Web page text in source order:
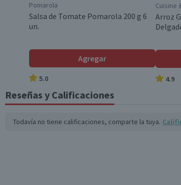
Garantía Mínima Legal
Pomarola
Salsa de Tomate Pomarola 200 g 6
un.
Agregar
5.0
Cuisine
Arroz
4.9
Reseñas y Calificaciones
Todavía no tiene calificaciones, comparte la tuya.